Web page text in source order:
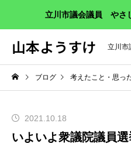
立川市議会議員 やさ
山本ようすけ 立川市
ブログ 考えたこと・思っ
2021.10.18
いよいよ衆議院議員選